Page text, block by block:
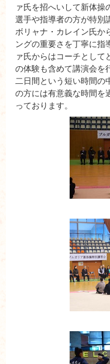
ァ氏を招へいして新体操
選手や指導者の方が特別
ボリャナ・カレイン氏か
ングの重要さを丁寧に指
ァ氏からはコーチとして
の体験も含めて講演会を
二日間という短い時間の
の方には有意義な時間を
っております。